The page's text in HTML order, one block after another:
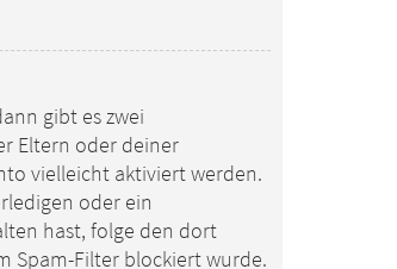
gibt es zwei
Eltern oder deiner
vielleicht aktiviert werden.
oder ein
hast, folge den dort
Spam-Filter blockiert wurde.